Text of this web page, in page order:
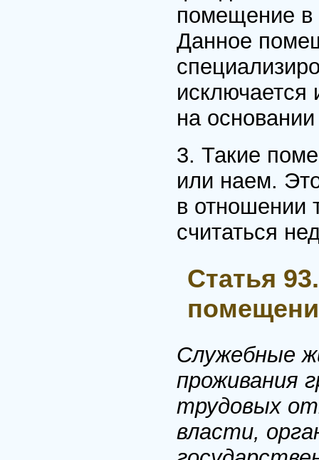
помещение
Данное
на
3. Такие
или наем.
в отношении
считаться
Статья
Служебные
проживания
трудовых
власти,